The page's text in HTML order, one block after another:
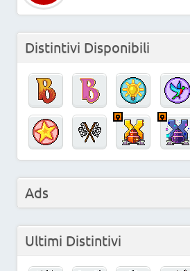
Distintivi Disponibili
Ads
Ultimi Distintivi